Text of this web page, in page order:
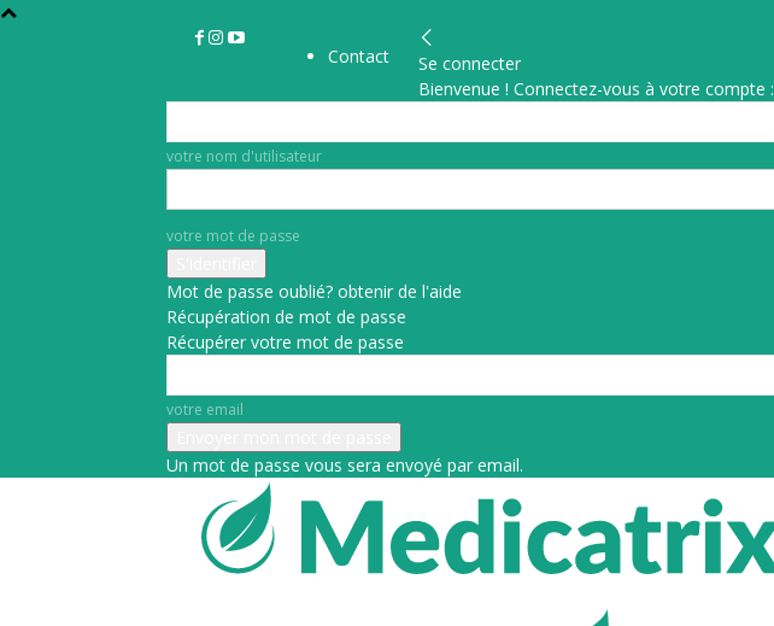
Contact
Se connecter
Bienvenue ! Connectez-vous à votre compte :
votre nom d'utilisateur
votre mot de passe
Mot de passe oublié? obtenir de l'aide
Récupération de mot de passe
Récupérer votre mot de passe
votre email
Un mot de passe vous sera envoyé par email.